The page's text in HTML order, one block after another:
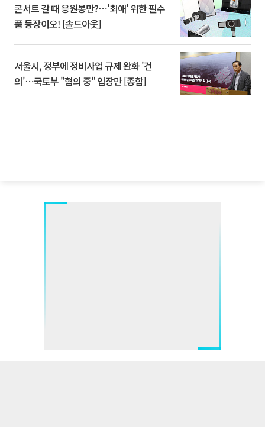
콘서트 갈 때 응원봉만?⋯'최애' 위한 필수
품 등장이오! [솔드아웃]
서울시, 정부에 정비사업 규제 완화 '건
의'⋯국토부 "협의 중" 입장만 [종합]